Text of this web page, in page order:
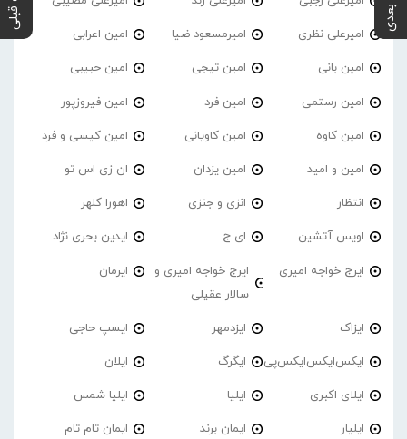
امیرعلی نظری امیرمسعود ضیا امین اعرابی
امین بانی امین تیجی امین حبیبی
امین رستمی امین فرد امین فیروزپور
امین کاوه امین کاویانی امین کیسی و فرد
امین و امید امین یزدان ان زی اس تو
انتظار انزی و جنزی اهورا کلهر
اویس آتشین ای ج ایدین بحری نژاد
ایرج خواجه امیری
ایرج خواجه امیری و
سالار عقیلی
ایرمان
ایزاک ایزدمهر ایسپ حاجی
ایکس‌ایکس‌ایکس‌پی ایگرگ ایلان
ایلای اکبری ایلیا ایلیا شمس
ایلیار ایمان برند ایمان تام تام